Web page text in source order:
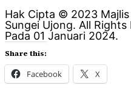
Hak Cipta © 2023
Sungei Ujong. All
Pada 01 Januari 2024.
Share this:
Facebook X